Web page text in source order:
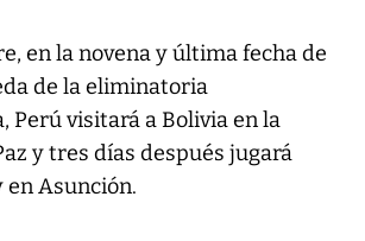
en la novena y última fecha de
de la eliminatoria
Perú visitará a Bolivia en la
y tres días después jugará
en Asunción.